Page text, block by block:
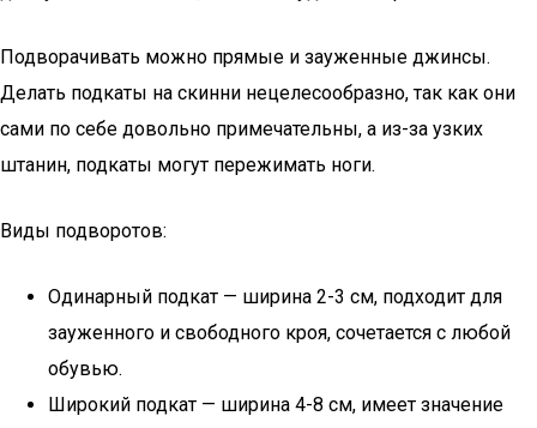
Подворачивать можно прямые и зауженные джинсы.
Делать подкаты на скинни нецелесообразно, так как они
сами по себе довольно примечательны, а из-за узких
штанин, подкаты могут пережимать ноги.
Виды подворотов:
Одинарный подкат — ширина 2-3 см, подходит для
зауженного и свободного кроя, сочетается с любой
обувью.
Широкий подкат — ширина 4-8 см, имеет значение